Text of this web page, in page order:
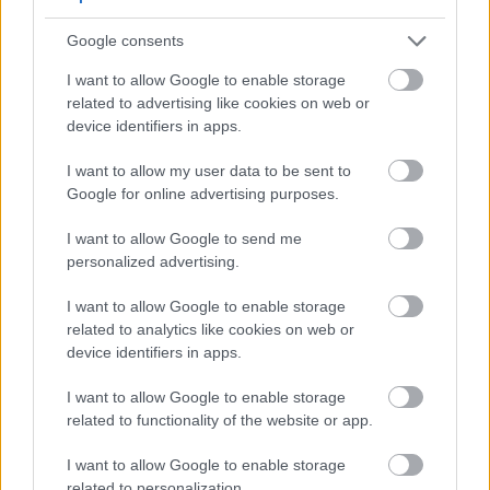
Google consents
I want to allow Google to enable storage
related to advertising like cookies on web or
device identifiers in apps.
I want to allow my user data to be sent to
Google for online advertising purposes.
I want to allow Google to send me
personalized advertising.
I want to allow Google to enable storage
related to analytics like cookies on web or
device identifiers in apps.
I want to allow Google to enable storage
related to functionality of the website or app.
I want to allow Google to enable storage
Вплив МСМ на здоров'я шкіри
Метилсульфонілметан (МСМ) – це
революційний препарат у догляді за шкірою,
дерматологічні переваги. Він відомий своєю
здатністю зміцнювати кератин, важливий білок
шкіру здоровішою та стійкішою.
Дослідження показують, що МСМ може
ключовим фактором багатьох захворювань
шкіри. Він також допомагає зволожувати шкіру,
що призводить до більш гладкої та еластичної
текстури. Тим, хто бореться із запальними